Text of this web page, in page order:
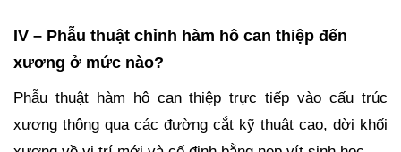
IV – Phẫu thuật chỉnh hàm hô can thiệp đến
xương ở mức nào?
Phẫu thuật hàm hô can thiệp trực tiếp vào cấu trúc
xương thông qua các đường cắt kỹ thuật cao, dời khối